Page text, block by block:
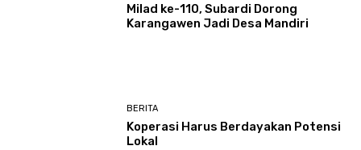
Milad ke-110, Subardi Dorong
Karangawen Jadi Desa Mandiri
BERITA
Koperasi Harus Berdayakan Potensi
Lokal